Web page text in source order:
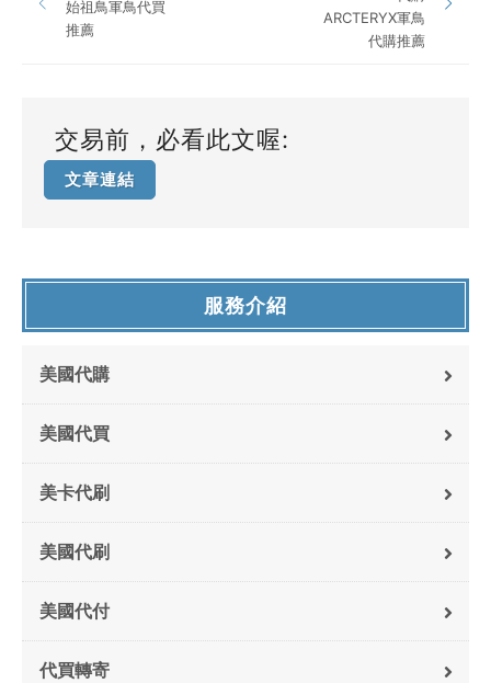
始祖鳥軍鳥代買
推薦
ARCTERYX軍鳥
代購推薦
交易前，必看此文喔:
文章連結
服務介紹
美國代購
美國代買
美卡代刷
美國代刷
美國代付
代買轉寄